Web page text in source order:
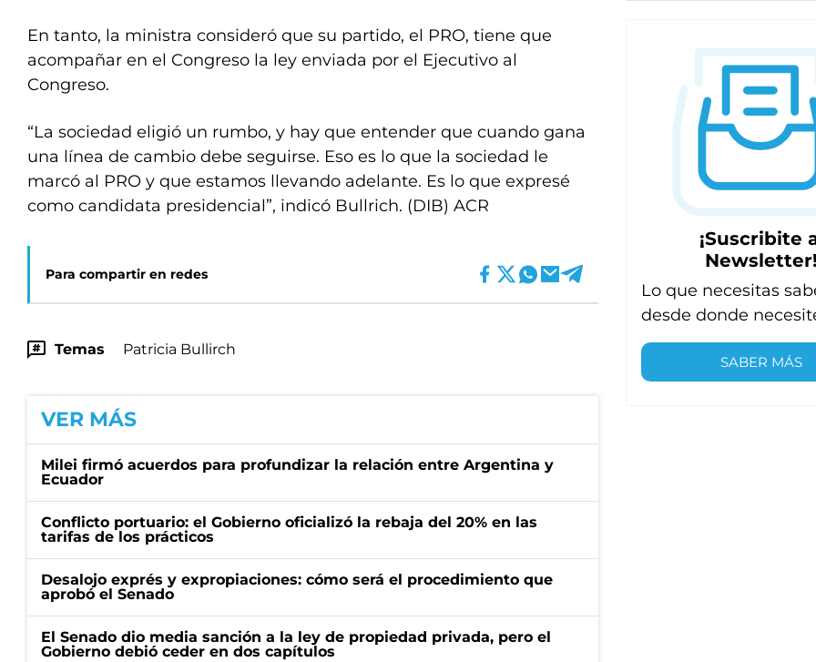
En tanto, la ministra consideró que su partido, el PRO, tiene que
acompañar en el Congreso la ley enviada por el Ejecutivo al
Congreso.
“La sociedad eligió un rumbo, y hay que entender que cuando gana
una línea de cambio debe seguirse. Eso es lo que la sociedad le
marcó al PRO y que estamos llevando adelante. Es lo que expresé
como candidata presidencial”, indicó Bullrich. (DIB) ACR
Para compartir en redes
Temas Patricia Bullirch
VER MÁS
Milei firmó acuerdos para profundizar la relación entre Argentina y
Ecuador
Conflicto portuario: el Gobierno oficializó la rebaja del 20% en las
tarifas de los prácticos
Desalojo exprés y expropiaciones: cómo será el procedimiento que
aprobó el Senado
El Senado dio media sanción a la ley de propiedad privada, pero el
Gobierno debió ceder en dos capítulos
¡Suscribite
Newsletter!
Lo que necesitas
desde donde
SABER MÁS